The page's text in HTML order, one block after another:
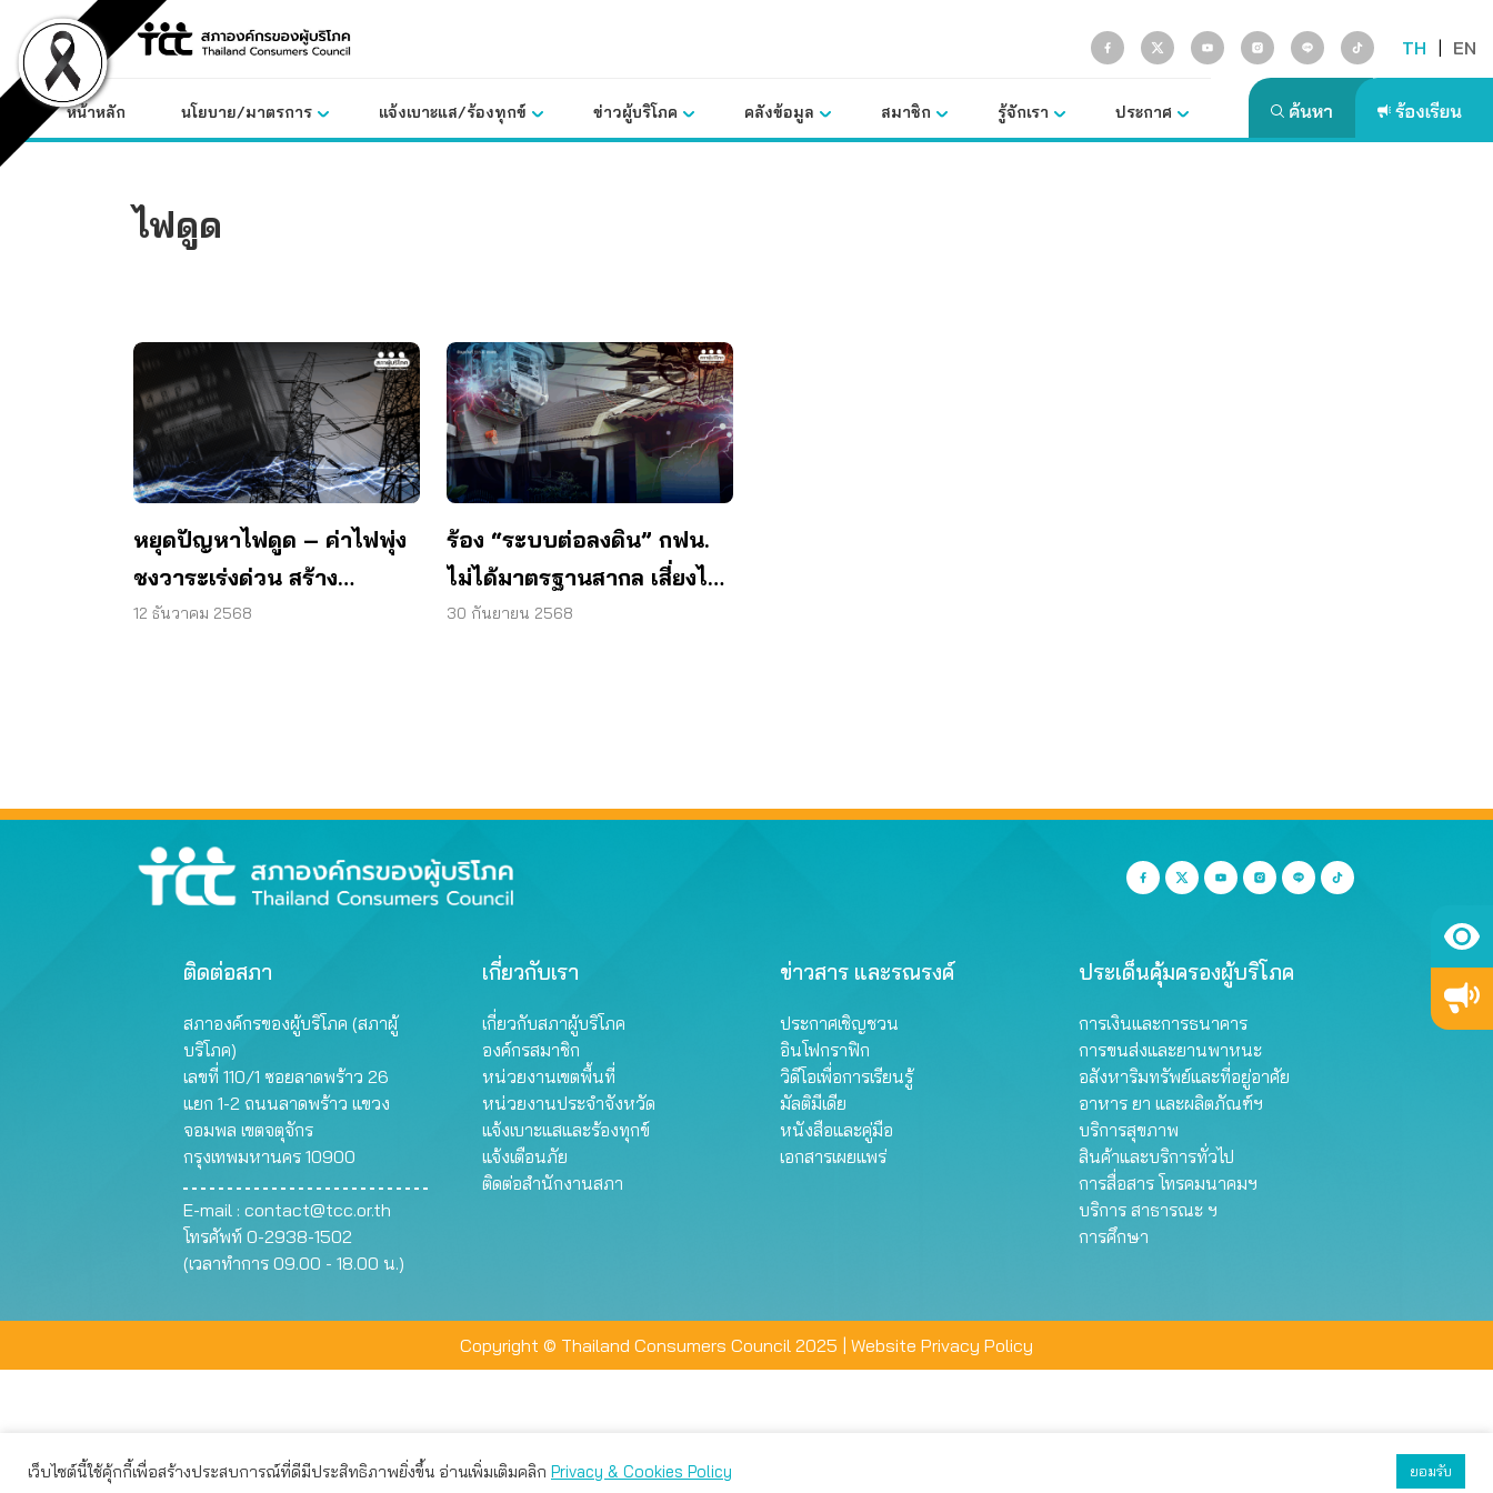
content
TH | EN
หน้าหลัก นโยบาย/มาตรการ แจ้งเบาะแส/ร้องทุกข์ ข่าวผู้บริโภค คลังข้อมูล สมาชิก รู้จักเรา ประกาศ
ไฟดูด
หยุดปัญหาไฟดูด – ค่าไฟพุ่ง
ชงวาระเร่งด่วน สร้าง
มาตรฐานไฟฟ้า
12 ธันวาคม 2568
ร้อง “ระบบต่อลงดิน” กฟน.
ไม่ได้มาตรฐานสากล เสี่ยงไฟ
ดูด – ค่าไฟพุ่ง
30 กันยายน 2568
ติดต่อสภา
สภาองค์กรของผู้บริโภค (สภาผู้
บริโภค)
เลขที่ 110/1 ซอยลาดพร้าว 26
แยก 1-2 ถนนลาดพร้าว แขวง
จอมพล เขตจตุจักร
กรุงเทพมหานคร 10900
E-mail : contact@tcc.or.th
โทรศัพท์ 0-2938-1502
(เวลาทำการ 09.00 - 18.00 น.)
เกี่ยวกับเรา
เกี่ยวกับสภาผู้บริโภค
องค์กรสมาชิก
หน่วยงานเขตพื้นที่
หน่วยงานประจำจังหวัด
แจ้งเบาะแสและร้องทุกข์
แจ้งเตือนภัย
ติดต่อสำนักงานสภา
ข่าวสาร และรณรงค์
ประกาศเชิญชวน
อินโฟกราฟิก
วิดีโอเพื่อการเรียนรู้
มัลติมีเดีย
หนังสือและคู่มือ
เอกสารเผยแพร่
ประเด็นคุ้มครองผู้บริโภค
การเงินและการธนาคาร
การขนส่งและยานพาหนะ
อสังหาริมทรัพย์และที่อยู่อาศัย
อาหาร ยา และผลิตภัณฑ์ฯ
บริการสุขภาพ
สินค้าและบริการทั่วไป
การสื่อสาร โทรคมนาคมฯ
บริการ สาธารณะ ฯ
การศึกษา
Copyright © Thailand Consumers Council 2025 | Website Privacy Policy
เว็บไซต์นี้ใช้คุ้กกี้เพื่อสร้างประสบการณ์ที่ดีมีประสิทธิภาพยิ่งขึ้น อ่านเพิ่มเติมคลิก Privacy & Cookies Policy ยอมรับ
เว็บไซต์นี้ใช้คุกกี้เพื่อมอบประสบการณ์การใช้งานที่ดีให้แก่ท่าน คุณสามารถเลือกตั้งค่าความเป็นส่วนตัวได้